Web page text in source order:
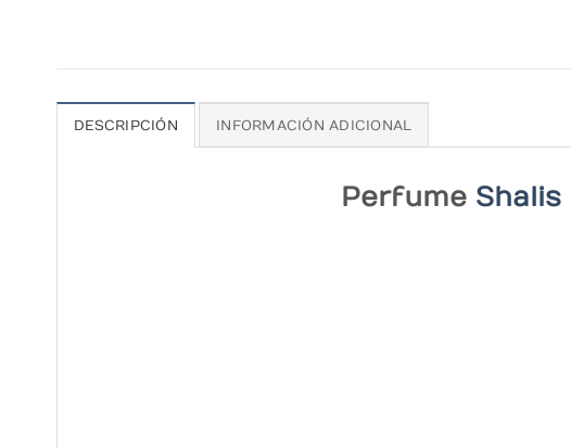
DESCRIPCIÓN INFORMACIÓN ADICIONAL
Perfume Shalis